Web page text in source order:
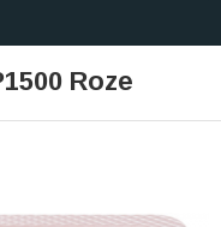
Roze